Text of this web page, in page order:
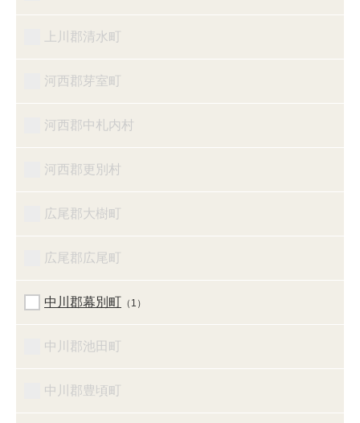
上川郡清水町
河西郡芽室町
河西郡中札内村
河西郡更別村
広尾郡大樹町
広尾郡広尾町
中川郡幕別町 （1）
中川郡池田町
中川郡豊頃町